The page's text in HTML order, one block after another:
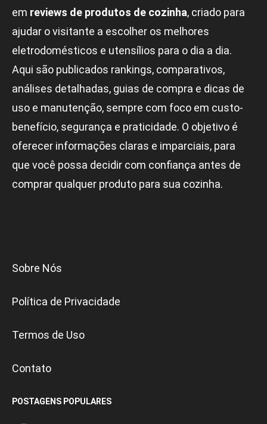
em reviews de produtos de cozinha, criado para
ajudar o visitante a escolher os melhores
eletrodomésticos e utensílios para o dia a dia.
Aqui são publicados rankings, comparativos,
análises detalhadas, guias de compra e dicas de
uso e manutenção, sempre com foco em custo-
benefício, segurança e praticidade. O objetivo é
oferecer informações claras e imparciais, para
que você possa decidir com confiança antes de
comprar qualquer produto para sua cozinha.
Sobre Nós
Política de Privacidade
Termos de Uso
Contato
POSTAGENS POPULARES